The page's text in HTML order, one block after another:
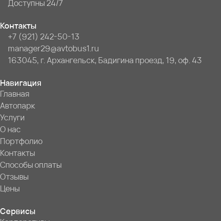
Доступны 24/7
Контакты
+7 (921) 242-50-13
manager29@avtobus1.ru
163045, г. Архангельск, Бадигина проезд, 19, оф. 43
Навигация
Главная
Автопарк
Услуги
О нас
Портфолио
Контакты
Способы оплаты
Отзывы
Цены
Сервисы